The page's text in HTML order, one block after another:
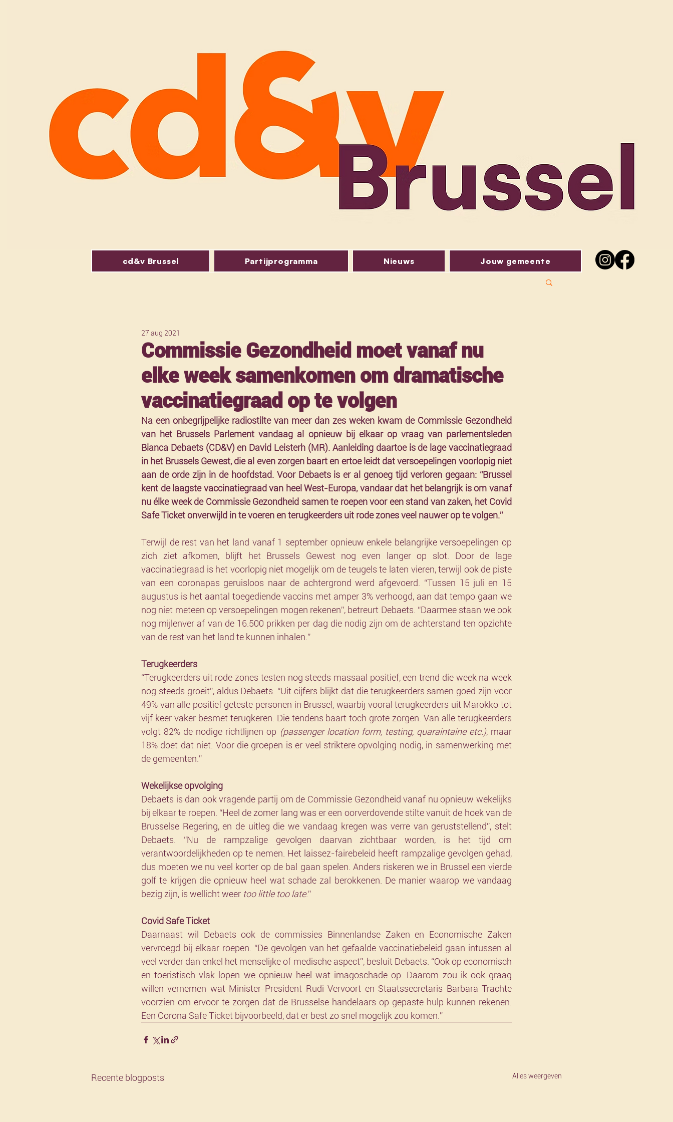
cd&v Brussel Partijprogramma Nieuws Jouw gemeente
Commissie Gezondheid moet vanaf nu
elke week samenkomen om dramatische
vaccinatiegraad op te volgen
27 aug 2021
Na een onbegrijpelijke radiostilte van meer dan zes weken kwam de Commissie Gezondheid
van het Brussels Parlement vandaag al opnieuw bij elkaar op vraag van parlementsleden
Bianca Debaets (CD&V) en David Leisterh (MR). Aanleiding daartoe is de lage vaccinatiegraad
in het Brussels Gewest, die al even zorgen baart en ertoe leidt dat versoepelingen voorlopig niet
aan de orde zijn in de hoofdstad. Voor Debaets is er al genoeg tijd verloren gegaan: “Brussel
kent de laagste vaccinatiegraad van heel West-Europa, vandaar dat het belangrijk is om vanaf
nu élke week de Commissie Gezondheid samen te roepen voor een stand van zaken, het Covid
Safe Ticket onverwijld in te voeren en terugkeerders uit rode zones veel nauwer op te volgen.”
Terwijl de rest van het land vanaf 1 september opnieuw enkele belangrijke versoepelingen op
zich ziet afkomen, blijft het Brussels Gewest nog even langer op slot. Door de lage
vaccinatiegraad is het voorlopig niet mogelijk om de teugels te laten vieren, terwijl ook de piste
van een coronapas geruisloos naar de achtergrond werd afgevoerd. “Tussen 15 juli en 15
augustus is het aantal toegediende vaccins met amper 3% verhoogd, aan dat tempo gaan we
nog niet meteen op versoepelingen mogen rekenen”, betreurt Debaets. “Daarmee staan we ook
nog mijlenver af van de 16.500 prikken per dag die nodig zijn om de achterstand ten opzichte
van de rest van het land te kunnen inhalen.”
Terugkeerders
“Terugkeerders uit rode zones testen nog steeds massaal positief, een trend die week na week
nog steeds groeit”, aldus Debaets. “Uit cijfers blijkt dat die terugkeerders samen goed zijn voor
49% van alle positief geteste personen in Brussel, waarbij vooral terugkeerders uit Marokko tot
vijf keer vaker besmet terugkeren. Die tendens baart toch grote zorgen. Van alle terugkeerders
volgt 82% de nodige richtlijnen op (passenger location form, testing, quaraintaine etc.), maar
18% doet dat niet. Voor die groepen is er veel striktere opvolging nodig, in samenwerking met
de gemeenten.”
Wekelijkse opvolging
Debaets is dan ook vragende partij om de Commissie Gezondheid vanaf nu opnieuw wekelijks
bij elkaar te roepen. “Heel de zomer lang was er een oorverdovende stilte vanuit de hoek van de
Brusselse Regering, en de uitleg die we vandaag kregen was verre van geruststellend”, stelt
Debaets. “Nu de rampzalige gevolgen daarvan zichtbaar worden, is het tijd om
verantwoordelijkheden op te nemen. Het laissez-fairebeleid heeft rampzalige gevolgen gehad,
dus moeten we nu veel korter op de bal gaan spelen. Anders riskeren we in Brussel een vierde
golf te krijgen die opnieuw heel wat schade zal berokkenen. De manier waarop we vandaag
bezig zijn, is wellicht weer too little too late.”
Covid Safe Ticket
Daarnaast wil Debaets ook de commissies Binnenlandse Zaken en Economische Zaken
vervroegd bij elkaar roepen. “De gevolgen van het gefaalde vaccinatiebeleid gaan intussen al
veel verder dan enkel het menselijke of medische aspect”, besluit Debaets. “Ook op economisch
en toeristisch vlak lopen we opnieuw heel wat imagoschade op. Daarom zou ik ook graag
willen vernemen wat Minister-President Rudi Vervoort en Staatssecretaris Barbara Trachte
voorzien om ervoor te zorgen dat de Brusselse handelaars op gepaste hulp kunnen rekenen.
Een Corona Safe Ticket bijvoorbeeld, dat er best zo snel mogelijk zou komen.”
Recente blogposts Alles weergeven